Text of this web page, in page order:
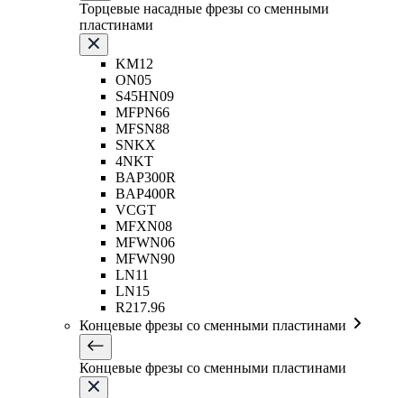
Торцевые насадные фрезы со сменными
пластинами
KM12
ON05
S45HN09
MFPN66
MFSN88
SNKX
4NKT
BAP300R
BAP400R
VCGT
MFXN08
MFWN06
MFWN90
LN11
LN15
R217.96
Концевые фрезы со сменными пластинами
Концевые фрезы со сменными пластинами